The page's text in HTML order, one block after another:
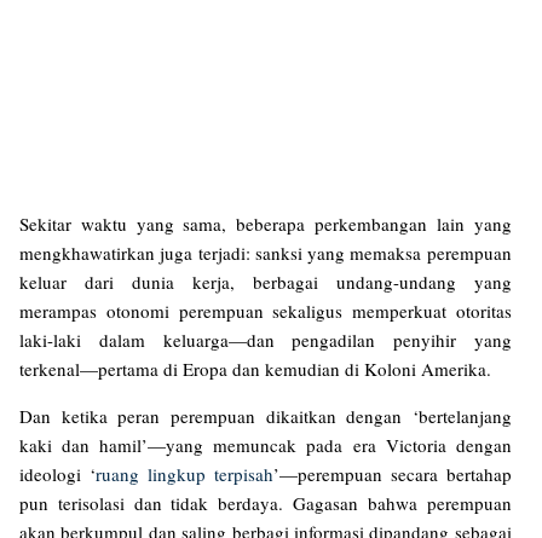
Sekitar waktu yang sama, beberapa perkembangan lain yang
mengkhawatirkan juga terjadi: sanksi yang memaksa perempuan
keluar dari dunia kerja, berbagai undang-undang yang
merampas otonomi perempuan sekaligus memperkuat otoritas
laki-laki dalam keluarga—dan pengadilan penyihir yang
terkenal—pertama di Eropa dan kemudian di Koloni Amerika.
Dan ketika peran perempuan dikaitkan dengan ‘bertelanjang
kaki dan hamil’—yang memuncak pada era Victoria dengan
ideologi ‘ruang lingkup terpisah’—perempuan secara bertahap
pun terisolasi dan tidak berdaya. Gagasan bahwa perempuan
akan berkumpul dan saling berbagi informasi dipandang sebagai